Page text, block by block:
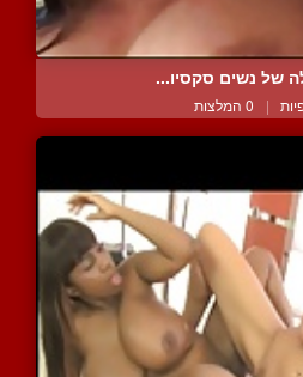
של נשים סקסיו...
| 0 המלצות